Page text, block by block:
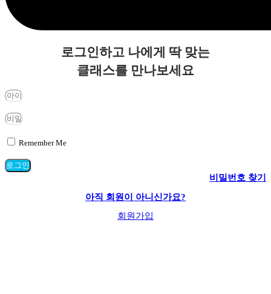
로그인하고 나에게 딱 맞는
클래스를 만나보세요
Remember Me
로그인
비밀번호 찾기
아직 회원이 아니신가요?
회원가입